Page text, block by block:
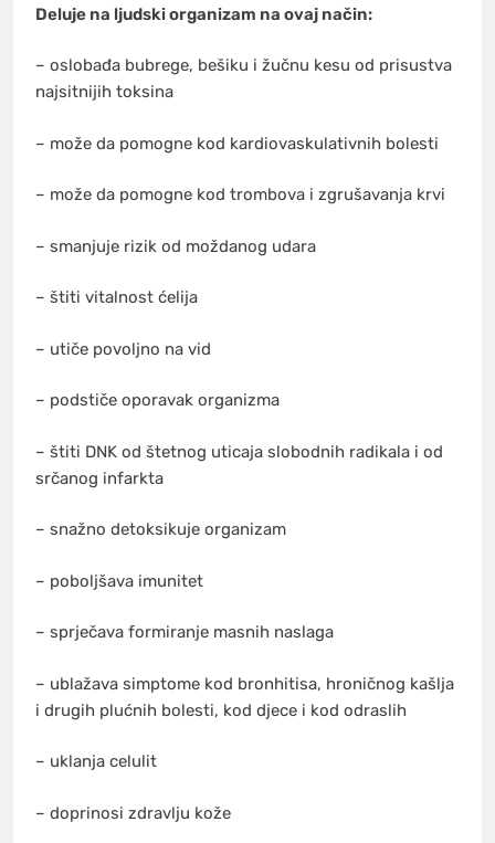
Deluje na ljudski organizam na ovaj način:
– oslobađa bubrege, bešiku i žučnu kesu od prisustva
najsitnijih toksina
– može da pomogne kod kardiovaskulativnih bolesti
– može da pomogne kod trombova i zgrušavanja krvi
– smanjuje rizik od moždanog udara
– štiti vitalnost ćelija
– utiče povoljno na vid
– podstiče oporavak organizma
– štiti DNK od štetnog uticaja slobodnih radikala i od
srčanog infarkta
– snažno detoksikuje organizam
– poboljšava imunitet
– sprječava formiranje masnih naslaga
– ublažava simptome kod bronhitisa, hroničnog kašlja
i drugih plućnih bolesti, kod djece i kod odraslih
– uklanja celulit
– doprinosi zdravlju kože